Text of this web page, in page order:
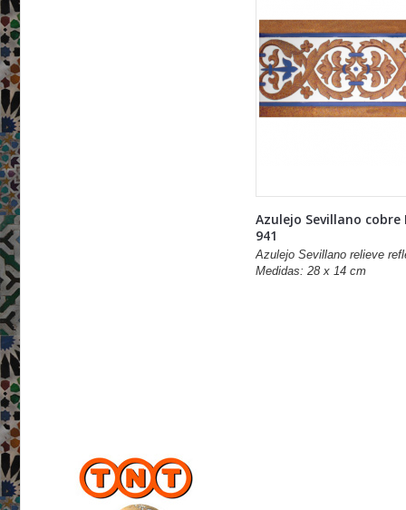
Azulejo Sevillano cobre
941
Azulejo Sevillano relieve
Medidas: 28 x 14 cm